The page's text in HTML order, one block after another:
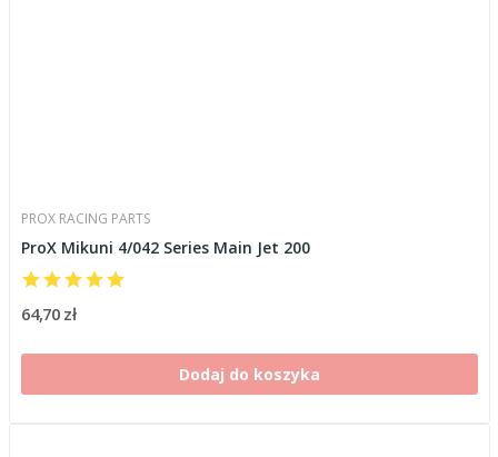
PROX RACING PARTS
ProX Mikuni 4/042 Series Main Jet 200
64,70 zł
Dodaj do koszyka